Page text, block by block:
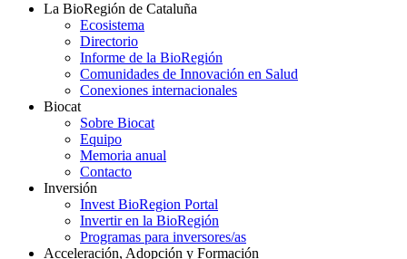
La BioRegión de Cataluña
Ecosistema
Directorio
Informe de la BioRegión
Comunidades de Innovación en Salud
Conexiones internacionales
Biocat
Sobre Biocat
Equipo
Memoria anual
Contacto
Inversión
Invest BioRegion Portal
Invertir en la BioRegión
Programas para inversores/as
Acceleración, Adopción y Formación